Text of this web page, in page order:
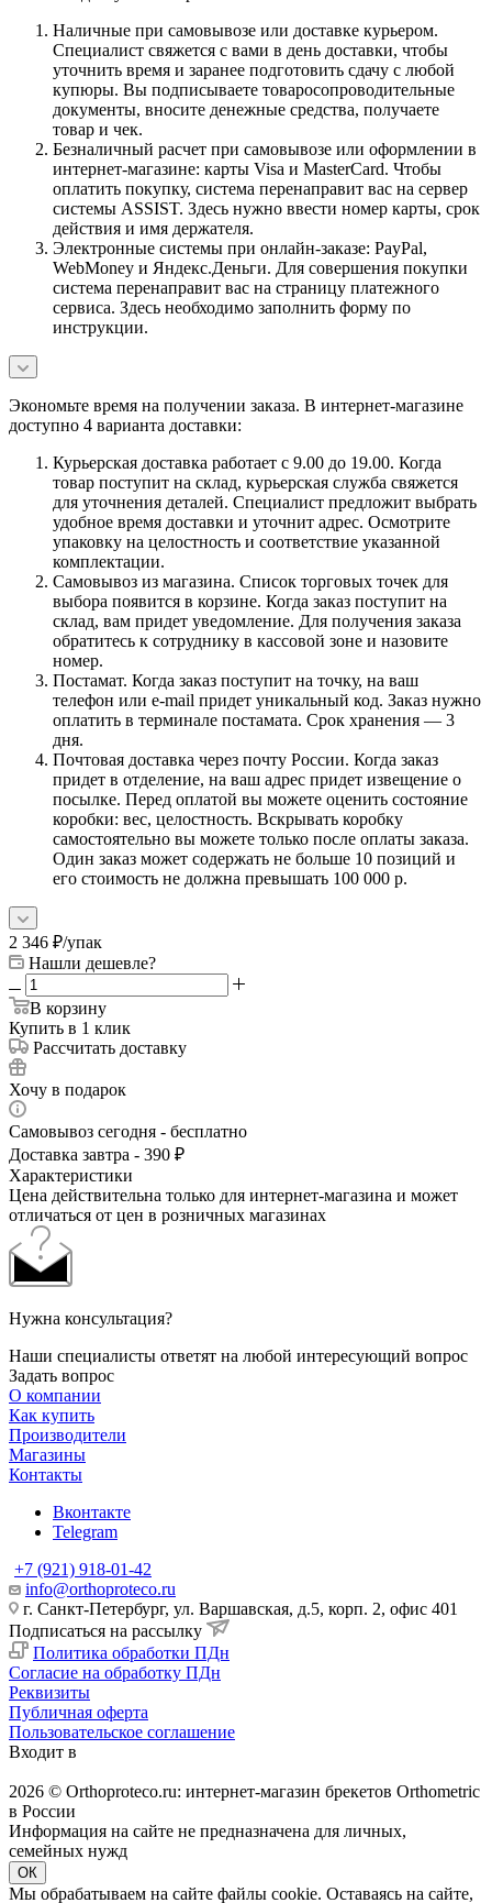
Наличные при самовывозе или доставке курьером.
Специалист свяжется с вами в день доставки, чтобы
уточнить время и заранее подготовить сдачу с любой
купюры. Вы подписываете товаросопроводительные
документы, вносите денежные средства, получаете
товар и чек.
Безналичный расчет при самовывозе или оформлении в
интернет-магазине: карты Visa и MasterCard. Чтобы
оплатить покупку, система перенаправит вас на сервер
системы ASSIST. Здесь нужно ввести номер карты, срок
действия и имя держателя.
Электронные системы при онлайн-заказе: PayPal,
WebMoney и Яндекс.Деньги. Для совершения покупки
система перенаправит вас на страницу платежного
сервиса. Здесь необходимо заполнить форму по
инструкции.
Экономьте время на получении заказа. В интернет-магазине
доступно 4 варианта доставки:
Курьерская доставка работает с 9.00 до 19.00. Когда
товар поступит на склад, курьерская служба свяжется
для уточнения деталей. Специалист предложит выбрать
удобное время доставки и уточнит адрес. Осмотрите
упаковку на целостность и соответствие указанной
комплектации.
Самовывоз из магазина. Список торговых точек для
выбора появится в корзине. Когда заказ поступит на
склад, вам придет уведомление. Для получения заказа
обратитесь к сотруднику в кассовой зоне и назовите
номер.
Постамат. Когда заказ поступит на точку, на ваш
телефон или e-mail придет уникальный код. Заказ нужно
оплатить в терминале постамата. Срок хранения — 3
дня.
Почтовая доставка через почту России. Когда заказ
придет в отделение, на ваш адрес придет извещение о
посылке. Перед оплатой вы можете оценить состояние
коробки: вес, целостность. Вскрывать коробку
самостоятельно вы можете только после оплаты заказа.
Один заказ может содержать не больше 10 позиций и
его стоимость не должна превышать 100 000 р.
2 346 ₽/упак
Нашли дешевле?
В корзину
Купить в 1 клик
Рассчитать доставку
Хочу в подарок
Самовывоз сегодня - бесплатно
Доставка завтра - 390 ₽
Характеристики
Цена действительна только для интернет-магазина и может
отличаться от цен в розничных магазинах
Нужна консультация?
Наши специалисты ответят на любой интересующий вопрос
Задать вопрос
О компании
Как купить
Производители
Магазины
Контакты
Вконтакте
Telegram
+7 (921) 918-01-42
info@orthoproteco.ru
г. Санкт-Петербург, ул. Варшавская, д.5, корп. 2, офис 401
Подписаться на рассылку
Политика обработки ПДн
Согласие на обработку ПДн
Реквизиты
Публичная оферта
Пользовательское соглашение
Входит в
2026 © Orthoproteco.ru: интернет-магазин брекетов Orthometric
в России
Информация на сайте не предназначена для личных,
семейных нужд
ОК
Мы обрабатываем на сайте файлы cookie. Оставаясь на сайте,